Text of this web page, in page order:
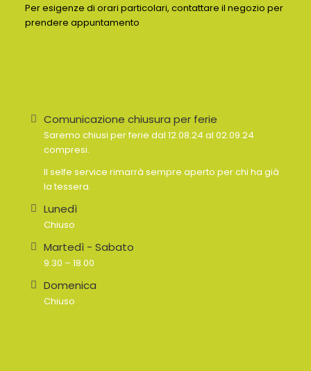
Per esigenze di orari particolari, contattare il negozio per
prendere appuntamento
Comunicazione chiusura per ferie
Saremo chiusi per ferie dal 12.08.24 al 02.09.24
compresi.
Il selfe service rimarrà sempre aperto per chi ha già
la tessera.
Lunedì
Chiuso
Martedì - Sabato
9.30 – 18.00
Domenica
Chiuso